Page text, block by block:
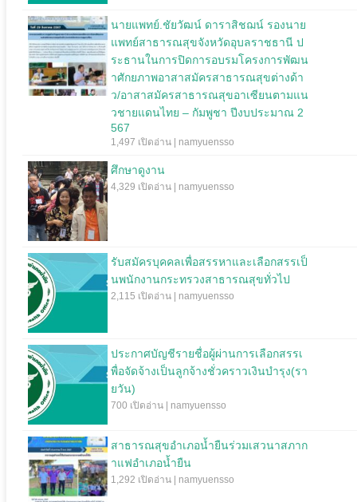
นายแพทย์.ชัยวัฒน์ ดาราสิชฌน์ รองนาย
แพทย์สาธารณสุขจังหวัดอุบลราชธานี ป
ระธานในการปิดการอบรมโครงการพัฒน
าศักยภาพอาสาสมัครสาธารณสุขต่างด้า
ว/อาสาสมัครสาธารณสุขอาเซียนตามแน
วชายแดนไทย – กัมพูชา ปีงบประมาณ 2
567
1,497 เปิดอ่าน | namyuensso
ศึกษาดูงาน
4,329 เปิดอ่าน | namyuensso
รับสมัครบุคคลเพื่อสรรหาและเลือกสรรเป็
นพนักงานกระทรวงสาธารณสุขทั่วไป
2,115 เปิดอ่าน | namyuensso
ประกาศบัญชีรายชื่อผู้ผ่านการเลือกสรรเ
พื่อจัดจ้างเป็นลูกจ้างชั่วคราวเงินบำรุง(รา
ยวัน)
700 เปิดอ่าน | namyuensso
สาธารณสุขอำเภอน้ำยืนร่วมเสวนาสภาก
าแฟอำเภอน้ำยืน
1,292 เปิดอ่าน | namyuensso